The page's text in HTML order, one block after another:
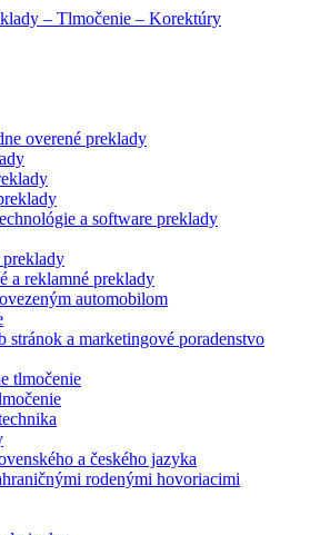
overené preklady
a software preklady
a reklamné preklady
automobilom
stránok a marketingové poradenstvo
tlmočenie
a českého jazyka
rodenými hovoriacimi